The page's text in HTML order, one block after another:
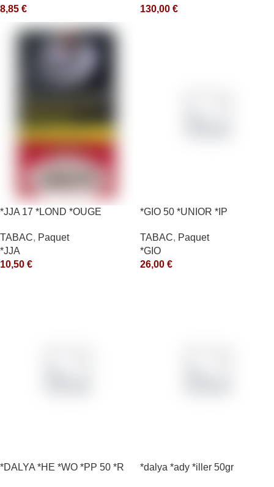
8,85 €
130,00 €
*JJA 17 *LOND *OUGE
TABAC, Paquet
*JJA
10,50 €
*GIO 50 *UNIOR *IP
TABAC, Paquet
*GIO
26,00 €
*DALYA *HE *WO *PP 50 *R *dalya *ady *iller 50gr